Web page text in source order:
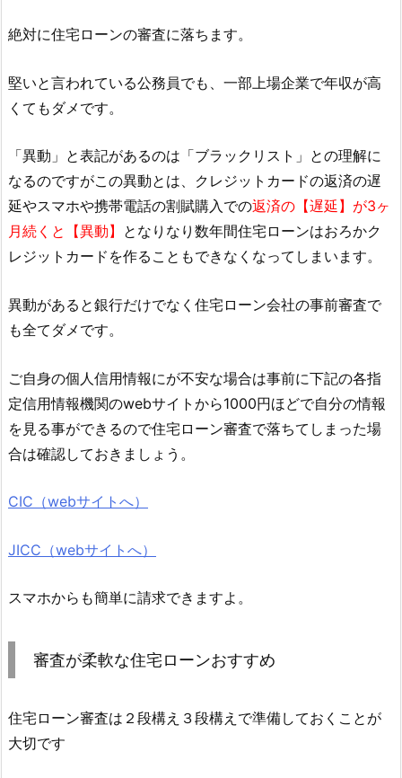
絶対に住宅ローンの審査に落ちます。
堅いと言われている公務員でも、一部上場企業で年収が高
くてもダメです。
「異動」と表記があるのは「ブラックリスト」との理解に
なるのですがこの異動とは、クレジットカードの返済の遅
延やスマホや携帯電話の割賦購入での返済の【遅延】が3ヶ
月続くと【異動】 となりなり数年間住宅ローンはおろかク
レジットカードを作ることもできなくなってしまいます。
異動があると銀行だけでなく住宅ローン会社の事前審査で
も全てダメです。
ご自身の個人信用情報にが不安な場合は事前に下記の各指
定信用情報機関のwebサイトから1000円ほどで自分の情報
を見る事ができるので住宅ローン審査で落ちてしまった場
合は確認しておきましょう。
CIC（webサイトへ）
JICC（webサイトへ）
スマホからも簡単に請求できますよ。
審査が柔軟な住宅ローンおすすめ
住宅ローン審査は２段構え３段構えで準備しておくことが
大切です